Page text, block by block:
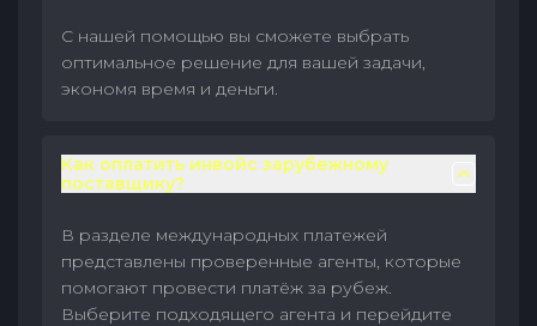
С нашей помощью вы сможете выбрать
оптимальное решение для вашей задачи,
экономя время и деньги.
Как оплатить инвойс зарубежному
поставщику?
В разделе международных платежей
представлены проверенные агенты, которые
помогают провести платёж за рубеж.
Выберите подходящего агента и перейдите